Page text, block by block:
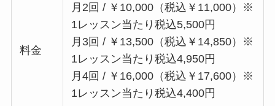
料金
月2回 / ￥10,000（税込￥11,000）※
1レッスン当たり税込5,500円
月3回 / ￥13,500（税込￥14,850）※
1レッスン当たり税込4,950円
月4回 / ￥16,000（税込￥17,600）※
1レッスン当たり税込4,400円